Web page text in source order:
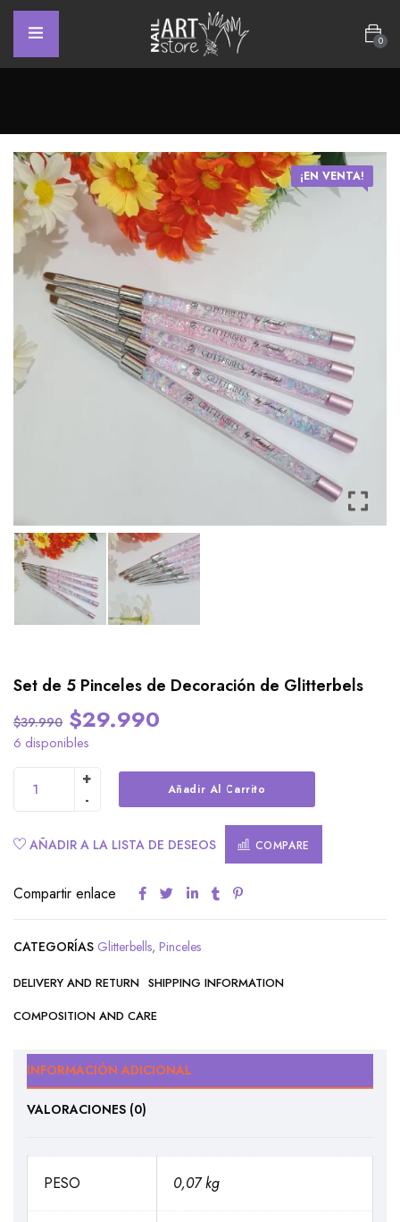
0
¡EN VENTA!
Set de 5 Pinceles de Decoración de Glitterbels
$39.990 $29.990
6 disponibles
Añadir Al Carrito
AÑADIR A LA LISTA DE DESEOS COMPARE
Compartir enlace
CATEGORÍAS Glitterbells, Pinceles
DELIVERY AND RETURN SHIPPING INFORMATION
COMPOSITION AND CARE
INFORMACIÓN ADICIONAL
VALORACIONES (0)
PESO 0,07 kg